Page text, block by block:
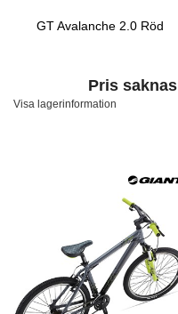
GT Avalanche 2.0 Röd
Pris saknas
Visa lagerinformation